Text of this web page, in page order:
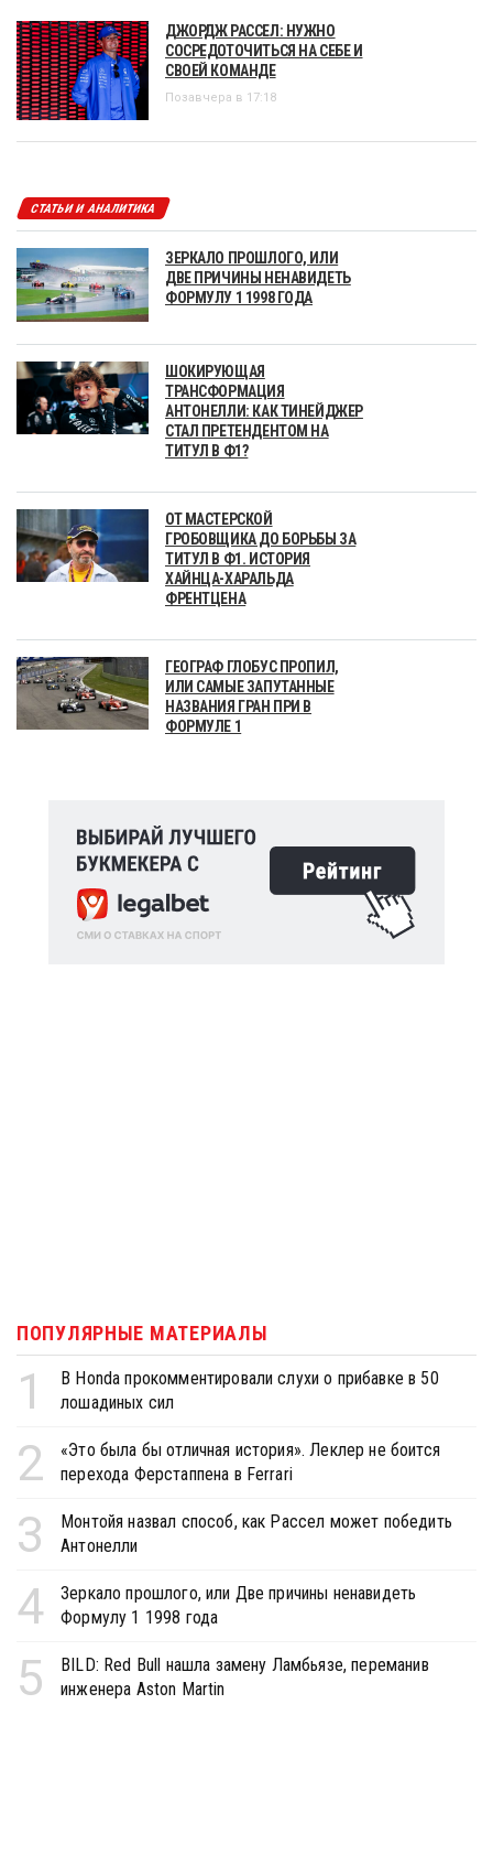
ДЖОРДЖ РАССЕЛ: НУЖНО
СОСРЕДОТОЧИТЬСЯ НА СЕБЕ И
СВОЕЙ КОМАНДЕ
Позавчера в 17:18
СТАТЬИ И АНАЛИТИКА
ЗЕРКАЛО ПРОШЛОГО, ИЛИ
ДВЕ ПРИЧИНЫ НЕНАВИДЕТЬ
ФОРМУЛУ 1 1998 ГОДА
ШОКИРУЮЩАЯ
ТРАНСФОРМАЦИЯ
АНТОНЕЛЛИ: КАК ТИНЕЙДЖЕР
СТАЛ ПРЕТЕНДЕНТОМ НА
ТИТУЛ В Ф1?
ОТ МАСТЕРСКОЙ
ГРОБОВЩИКА ДО БОРЬБЫ ЗА
ТИТУЛ В Ф1. ИСТОРИЯ
ХАЙНЦА-ХАРАЛЬДА
ФРЕНТЦЕНА
ГЕОГРАФ ГЛОБУС ПРОПИЛ,
ИЛИ САМЫЕ ЗАПУТАННЫЕ
НАЗВАНИЯ ГРАН ПРИ В
ФОРМУЛЕ 1
ПОПУЛЯРНЫЕ МАТЕРИАЛЫ
1
В Honda прокомментировали слухи о прибавке в 50
лошадиных сил
2
«Это была бы отличная история». Леклер не боится
перехода Ферстаппена в Ferrari
3
Монтойя назвал способ, как Рассел может победить
Антонелли
4
Зеркало прошлого, или Две причины ненавидеть
Формулу 1 1998 года
5
BILD: Red Bull нашла замену Ламбьязе, переманив
инженера Aston Martin